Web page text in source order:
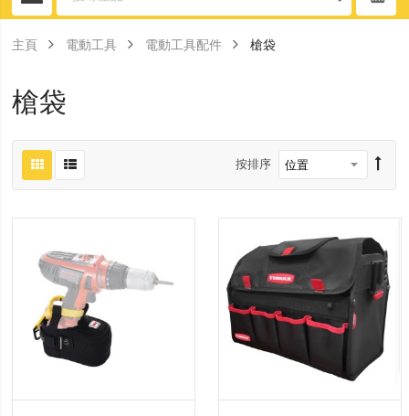
主頁 電動工具 電動工具配件 槍袋
槍袋
按排序